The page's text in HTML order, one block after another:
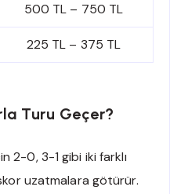
500 TL – 750 TL
225 TL – 375 TL
Turu Geçer?
2-0, 3-1 gibi iki farklı
uzatmalara götürür.